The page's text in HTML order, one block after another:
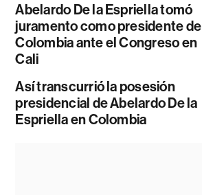
Abelardo De la Espriella tomó
juramento como presidente de
Colombia ante el Congreso en
Cali
Así transcurrió la posesión
presidencial de Abelardo De la
Espriella en Colombia